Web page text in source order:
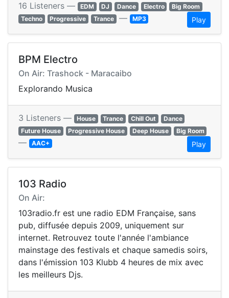
16 Listeners — EDM DJ Dance Electro
Big Room
Techno
Progressive Trance — MP3 Play
BPM Electro
On Air: Trashock - Maracaibo
Explorando Musica
3 Listeners — House Trance Chill Out
Dance
Future House
Progressive House Deep House Big Room
— AAC+ Play
103 Radio
On Air:
103radio.fr est une radio EDM Française, sans
pub, diffusée depuis 2009, uniquement sur
internet. Retrouvez toute l'année l'ambiance
mainstage des festivals et chaque samedis soirs,
dans l'émission 103 Klubb 4 heures de mix avec
les meilleurs Djs.